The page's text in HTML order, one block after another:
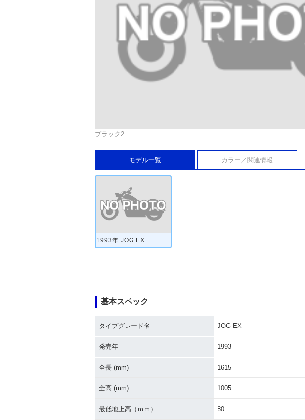
ブラック2
モデル一覧 カラー／関連情報
1993年 JOG EX
基本スペック
タイプグレード名 JOG EX
発売年 1993
全長 (mm) 1615
全高 (mm) 1005
最低地上高（ｍｍ） 80